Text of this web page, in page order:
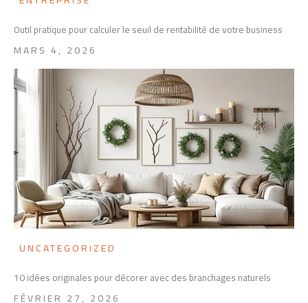
Outil pratique pour calculer le seuil de rentabilité de votre business
MARS 4, 2026
UNCATEGORIZED
10 idées originales pour décorer avec des branchages naturels
FÉVRIER 27, 2026